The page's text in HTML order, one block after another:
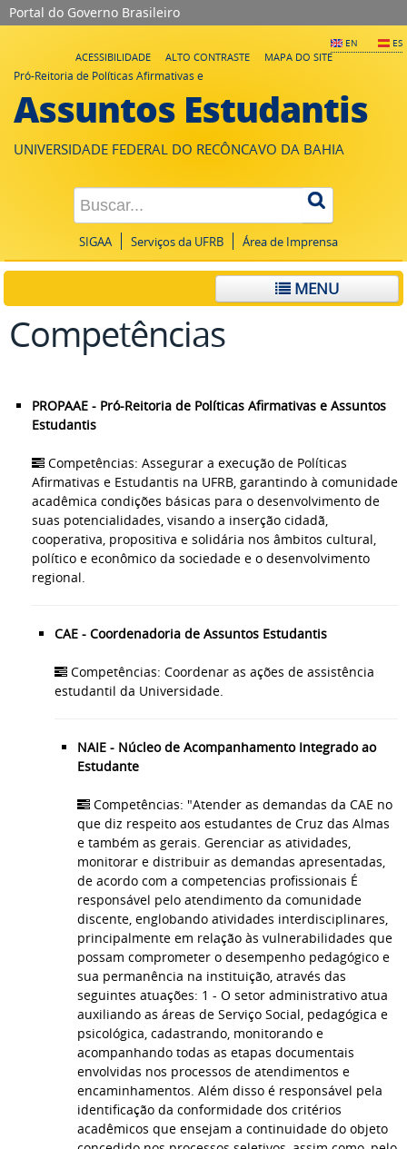
Portal do Governo Brasileiro
EN ES
ACESSIBILIDADE ALTO CONTRASTE
MAPA DO SITE
Pró-Reitoria de Políticas Afirmativas e
Assuntos Estudantis
UNIVERSIDADE FEDERAL DO RECÔNCAVO DA BAHIA
SIGAA Serviços da UFRB Área de Imprensa
MENU
Competências
PROPAAE - Pró-Reitoria de Políticas Afirmativas e Assuntos
Estudantis
Competências: Assegurar a execução de Políticas
Afirmativas e Estudantis na UFRB, garantindo à comunidade
acadêmica condições básicas para o desenvolvimento de
suas potencialidades, visando a inserção cidadã,
cooperativa, propositiva e solidária nos âmbitos cultural,
político e econômico da sociedade e o desenvolvimento
regional.
CAE - Coordenadoria de Assuntos Estudantis
Competências: Coordenar as ações de assistência
estudantil da Universidade.
NAIE - Núcleo de Acompanhamento Integrado ao
Estudante
Competências: "Atender as demandas da CAE no
que diz respeito aos estudantes de Cruz das Almas
e também as gerais. Gerenciar as atividades,
monitorar e distribuir as demandas apresentadas,
de acordo com a competencias profissionais É
responsável pelo atendimento da comunidade
discente, englobando atividades interdisciplinares,
principalmente em relação às vulnerabilidades que
possam comprometer o desempenho pedagógico e
sua permanência na instituição, através das
seguintes atuações: 1 - O setor administrativo atua
auxiliando as áreas de Serviço Social, pedagógica e
psicológica, cadastrando, monitorando e
acompanhando todas as etapas documentais
envolvidas nos processos de atendimentos e
encaminhamentos. Além disso é responsável pela
identificação da conformidade dos critérios
acadêmicos que ensejam a continuidade do objeto